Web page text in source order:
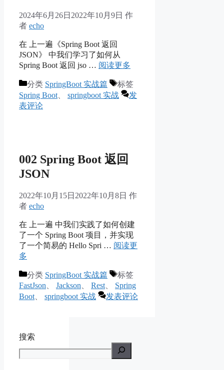
2024年6月26日 2022年10月9日 作
者 echo
在 上一遍《Spring Boot 返回
JSON》 中我们学习了如何从
Spring Boot 返回 jso … 阅读更多
分类 SpringBoot 实战篇
标签
Spring Boot
springboot 实战
发
表评论
002 Spring Boot 返回
JSON
2022年10月15日 2022年10月8日 作
者 echo
在 上一遍 中我们实践了如何创建
了一个 Spring Boot 项目，并实现
了一个简易的 Hello Spri … 阅读更
多
分类 SpringBoot 实战篇
标签
FastJson
Jackson Rest
Spring
Boot
springboot 实战 发表评论
搜索